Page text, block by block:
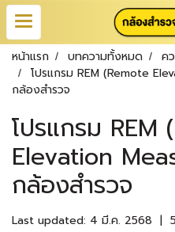
หน้าแรก บทความทั้งหมด
ค
โปรแกรม REM (Remote
กล้องสำรวจ
โปรแกรม REM
Elevation
กล้องสำรวจ
Last updated: 4 มี.ค. 2568 |